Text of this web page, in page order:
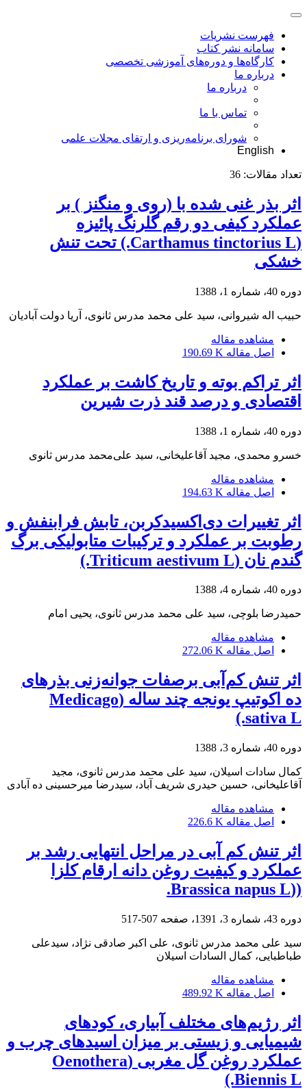
فهرست نشریات
سامانه نشر کتاب
کارگاه‌ها و دوره‌های آموزشی تخصصی
درباره ما
درباره ما
تماس با ما
شورای برنامه‌ریزی و ارتقای مجلات علمی
English
تعداد مقالات: 36
اثر بذر غنی شده با (روی و منگنز ) بر
عملکرد کیفی دو رقم گلرنگ پائیزه
(Carthamus tinctorius L.) تحت تنش
خشکی
دوره 40، شماره 1، 1388
حبیب اله شیروانی، سید علی محمد مدرس ثانوی، آریا دولت آبادیان
مشاهده مقاله
اصل مقاله 190.69 K
اثر تراکم بوته و تاریخ کاشت بر عملکرد
اقتصادی و درصد قند ذرت شیرین
دوره 40، شماره 1، 1388
خسرو محمدی، مجید آقاعلیخانی، سید علی‌محمد مدرس ثانوی
مشاهده مقاله
اصل مقاله 194.63 K
اثر تغییرات دی‌اکسیدکربن، تابش فرابنفش و
رطوبت بر عملکرد و ترکیبات متابولیکی برگ
گندم نان (Triticum aestivum L.)
دوره 40، شماره 4، 1388
حمیدرضا بلوچی، سید علی محمد مدرس ثانوی، یحیی امام
مشاهده مقاله
اصل مقاله 272.06 K
اثر تنش کم‌آبی برصفات جوانه‌زنی بذرهای
ده اکوتیپ یونجه چند ساله (Medicago
sativa L.)
دوره 40، شماره 3، 1388
کمال سادات اسیلان، سید علی محمد مدرس ثانوی، مجید
آقاعلیخانی، حسین حیدری شریف آباد، سیدرضا میرحسینی ده آبادی
مشاهده مقاله
اصل مقاله 226.6 K
اثر تنش کم آبی در مراحل انتهایی رشد بر
عملکرد و کیفیت روغن دانه ارقام کلزا
((Brassica napus L.
دوره 43، شماره 3، 1391، صفحه 507-517
سید علی محمد مدرس ثانوی، علی اکبر صادقی نژاد، سیدعلی
طباطبایی، کمال السادات اسیلان
مشاهده مقاله
اصل مقاله 489.92 K
اثر رژیم‌های مختلف آبیاری، کودهای
شیمیایی و زیستی بر میزان اسیدهای چرب و
عملکرد روغن گل‌ مغربی (Oenothera
Biennis L.)